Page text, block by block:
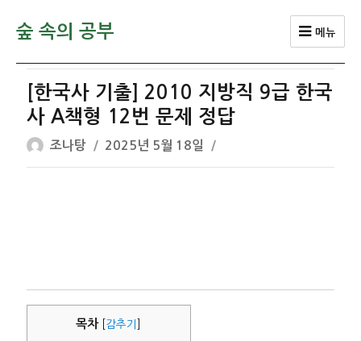
숲 속의 공부 메뉴
[한국사 기출] 2010 지방직 9급 한국
사 A책형 12번 문제 정답
글
쓴
조나탕
작
성
2025년 5월 18일
목차 감추기